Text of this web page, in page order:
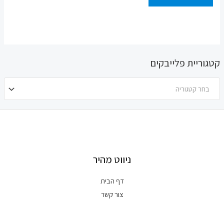
קטגוריית פלייבקים
בחר קטגוריה
ניווט מהיר
דף הבית
צור קשר